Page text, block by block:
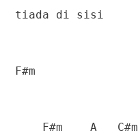
tiada di sisi
F#m
F#m A C#m